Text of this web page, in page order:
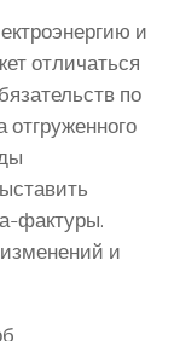
и
отличаться
по
фактуры.
и